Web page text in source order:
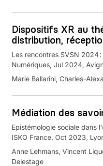
Dispositifs XR au
distribution,
Les rencontres SVSN 2024
Numériques, Jul 2024,
Marie Ballarini, Charles-
Médiation des
Epistémologie sociale dans
ISKO France, Oct 2023,
Anne Lehmans, Vincent
Delestage